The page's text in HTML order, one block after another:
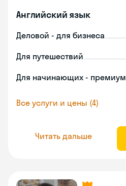
Английский язык
Деловой - для бизнеса
Для путешествий
Для начинающих - премиум
Все услуги и цены (4)
Читать дальше